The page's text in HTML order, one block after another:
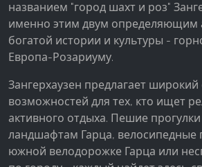
названием "город шахт и роз"
именно этим двум определяющим
богатой истории и культуры -
Европа-Розариуму.
Зангерхаузен предлагает широкий
возможностей для тех, кто ищет
активного отдыха. Пешие
ландшафтам Гарца, велосипедные
южной велодорожке Гарца или
Google Analytics
_ga, _gid, _gac_gb_
Provider:
Google LLC
Purpose:
Сбор статистических данных об
сайта